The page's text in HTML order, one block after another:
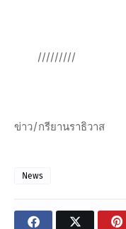
/////////
ข่าว/กรียานราธิวาส
News